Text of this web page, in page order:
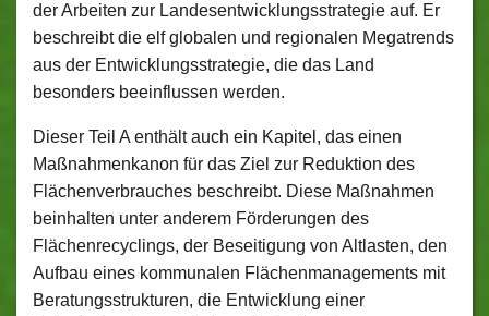
der Arbeiten zur Landesentwicklungsstrategie auf. Er
beschreibt die elf globalen und regionalen Megatrends
aus der Entwicklungsstrategie, die das Land
besonders beeinflussen werden.
Dieser Teil A enthält auch ein Kapitel, das einen
Maßnahmenkanon für das Ziel zur Reduktion des
Flächenverbrauches beschreibt. Diese Maßnahmen
beinhalten unter anderem Förderungen des
Flächenrecyclings, der Beseitigung von Altlasten, den
Aufbau eines kommunalen Flächenmanagements mit
Beratungsstrukturen, die Entwicklung einer